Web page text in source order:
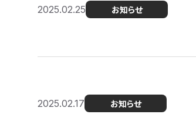
2025.02.25 お知らせ
2025.02.17 お知らせ